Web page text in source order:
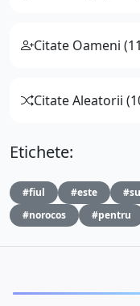
Citate Oameni
Citate Aleatorii
Etichete:
#fiul #este
#norocos
#pentru